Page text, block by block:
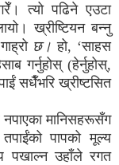
त्यो पढिने एउटा
ख्रीष्टियन बन्नु
छ। हो, ‘साहस
गर्नुहोस् (हेर्नुहोस्,
सधैँभरि ख्रीष्टसित
मानिसहरूसँग
पापको मूल्य
पखाल्न उहाँले रगत